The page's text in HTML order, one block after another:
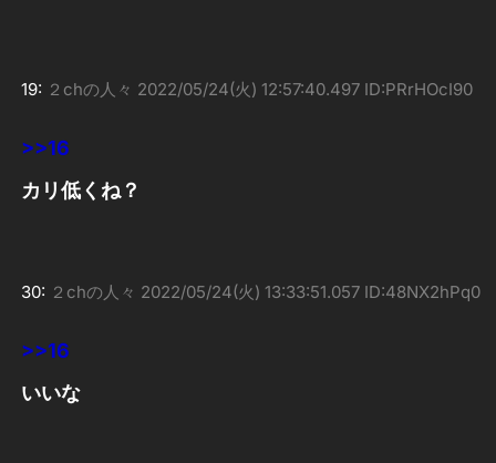
19: ２chの人々 2022/05/24(火) 12:57:40.497 ID:PRrHOcI90
>>16
カリ低くね？
30: ２chの人々 2022/05/24(火) 13:33:51.057 ID:48NX2hPq0
>>16
いいな